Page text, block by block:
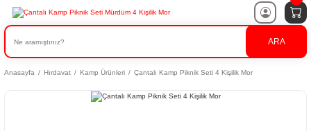
ARA
Anasayfa Hırdavat Kamp Ürünleri Çantalı Kamp Piknik Seti 4 Kişilik Mor